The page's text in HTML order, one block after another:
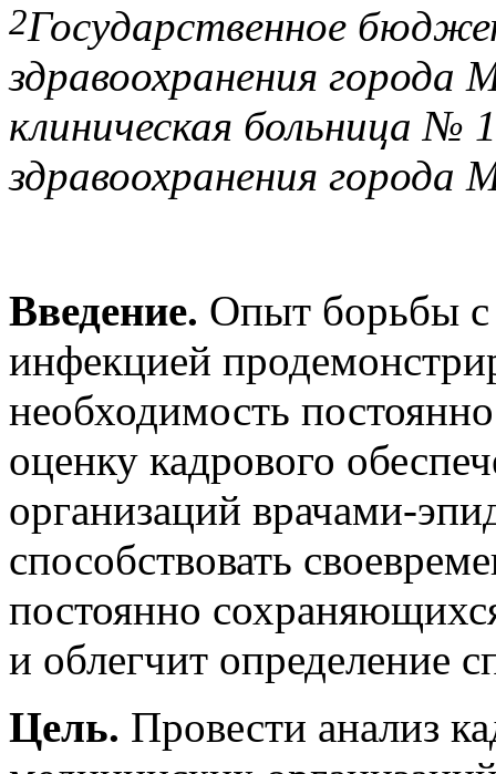
2Государственное
здравоохранения
клиническая больница
здравоохранения города
Введение. Опыт борьбы с
инфекцией
необходимость
оценку кадрового
организаций врачами-
способствовать
постоянно
и облегчит определение
Цель. Провести анализ